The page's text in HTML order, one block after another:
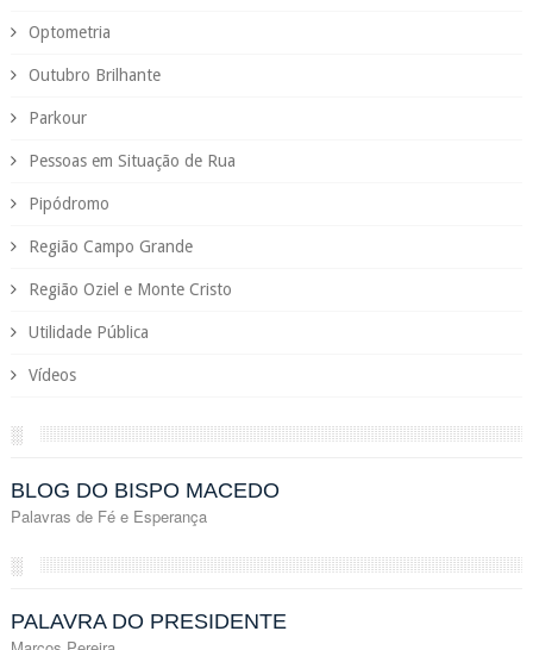
Optometria
Outubro Brilhante
Parkour
Pessoas em Situação de Rua
Pipódromo
Região Campo Grande
Região Oziel e Monte Cristo
Utilidade Pública
Vídeos
░
BLOG DO BISPO MACEDO
Palavras de Fé e Esperança
░
PALAVRA DO PRESIDENTE